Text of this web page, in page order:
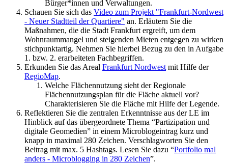
Bürger*innen und Verwaltungen.
Schauen Sie sich das Video zum Projekt "Frankfurt-Nordwest
- Neuer Stadtteil der Quartiere" an. Erläutern Sie die
Maßnahmen, die die Stadt Frankfurt ergreift, um dem
Wohnraummangel und steigenden Mieten entgegen zu wirken
stichpunktartig. Nehmen Sie hierbei Bezug zu den in Aufgabe
1. bzw. 2. erarbeiteten Fachbegriffen.
Erkunden Sie das Areal Frankfurt Nordwest mit Hilfe der
RegioMap.
Welche Flächennutzung sieht der Regionale
Flächennutzungsplan für die Fläche aktuell vor?
Charakterisieren Sie die Fläche mit Hilfe der Legende.
Reflektieren Sie die zentralen Erkenntnisse aus der LE im
Hinblick auf das übergeordnete Thema “Partizipation und
digitale Geomedien” in einem Microblogeintrag kurz und
knapp in maximal 280 Zeichen. Verschlagworten Sie den
Beitrag mit max. 5 Hashtags. Lesen Sie dazu “Portfolio mal
anders - Microblogging in 280 Zeichen”.